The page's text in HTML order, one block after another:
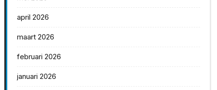
april 2026
maart 2026
februari 2026
januari 2026